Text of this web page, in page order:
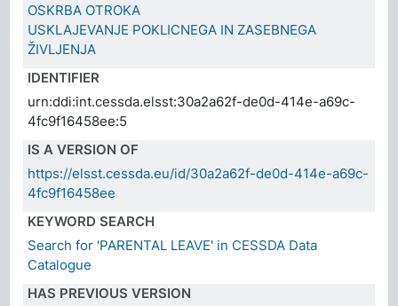
OSKRBA OTROKA
USKLAJEVANJE POKLICNEGA IN ZASEBNEGA
ŽIVLJENJA
IDENTIFIER
urn:ddi:int.cessda.elsst:30a2a62f-de0d-414e-a69c-
4fc9f16458ee:5
IS A VERSION OF
https://elsst.cessda.eu/id/30a2a62f-de0d-414e-a69c-
4fc9f16458ee
KEYWORD SEARCH
Search for 'PARENTAL LEAVE' in CESSDA Data
Catalogue
HAS PREVIOUS VERSION